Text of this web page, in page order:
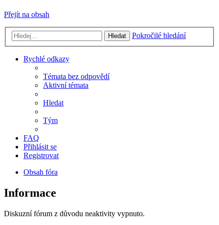
Přejít na obsah
Hledat Pokročilé hledání
Rychlé odkazy
Témata bez odpovědí
Aktivní témata
Hledat
Tým
FAQ
Přihlásit se
Registrovat
Obsah fóra
Informace
Diskuzní fórum z důvodu neaktivity vypnuto.